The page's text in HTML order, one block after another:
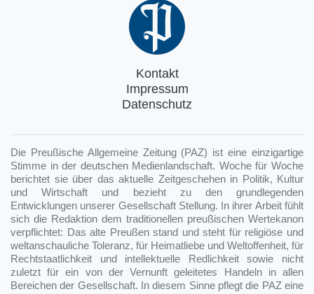
Kontakt
Impressum
Datenschutz
Die Preußische Allgemeine Zeitung (PAZ) ist eine einzigartige
Stimme in der deutschen Medienlandschaft. Woche für Woche
berichtet sie über das aktuelle Zeitgeschehen in Politik, Kultur
und Wirtschaft und bezieht zu den grundlegenden
Entwicklungen unserer Gesellschaft Stellung. In ihrer Arbeit fühlt
sich die Redaktion dem traditionellen preußischen Wertekanon
verpflichtet: Das alte Preußen stand und steht für religiöse und
weltanschauliche Toleranz, für Heimatliebe und Weltoffenheit, für
Rechtstaatlichkeit und intellektuelle Redlichkeit sowie nicht
zuletzt für ein von der Vernunft geleitetes Handeln in allen
Bereichen der Gesellschaft. In diesem Sinne pflegt die PAZ eine